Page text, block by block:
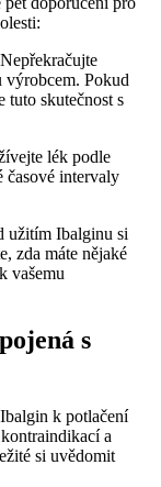
výrobcem. Pokud
tuto skutečnost s
lék podle
časové intervaly
užitím Ibalginu si
zda máte nějaké
vašemu
s
k potlačení
a
si uvědomit